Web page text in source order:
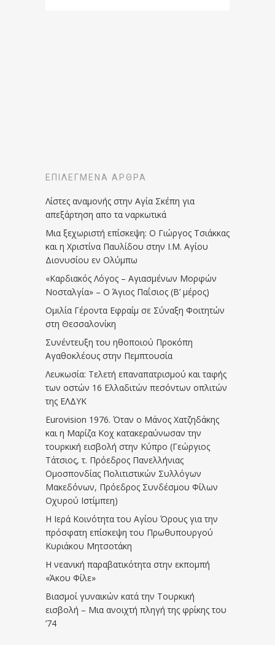
ΕΠΙΛΕΓΜΈΝΑ ΆΡΘΡΑ
Λίστες αναμονής στην Αγία Σκέπη για
απεξάρτηση απο τα ναρκωτικά
Μια ξεχωριστή επίσκεψη: Ο Γιώργος Τσιάκκας
και η Χριστίνα Παυλίδου στην Ι.Μ. Αγίου
Διονυσίου εν Ολύμπω
«Καρδιακός Λόγος – Αγιασμένων Μορφών
Νοσταλγία» – Ο Άγιος Παΐσιος (Β’ μέρος)
Ομιλία Γέροντα Εφραίμ σε Σύναξη Φοιτητών
στη Θεσσαλονίκη
Συνέντευξη του ηθοποιού Προκόπη
Αγαθοκλέους στην Πεμπτουσία
Λευκωσία: Τελετή επαναπατρισμού και ταφής
των οστών 16 Ελλαδιτών πεσόντων οπλιτών
της ΕΛΔΥΚ
Eurovision 1976. Όταν ο Μάνος Χατζηδάκης
και η Μαρίζα Κοχ κατακεραύνωσαν την
τουρκική εισβολή στην Κύπρο (Γεώργιος
Τάτσιος, τ. Πρόεδρος Πανελλήνιας
Ομοσπονδίας Πολιτιστικών Συλλόγων
Μακεδόνων, Πρόεδρος Συνδέσμου Φίλων
Οχυρού Ιστίμπεη)
Η Ιερά Κοινότητα του Αγίου Όρους για την
πρόσφατη επίσκεψη του Πρωθυπουργού
Κυριάκου Μητσοτάκη
Η νεανική παραβατικότητα στην εκπομπή
«Άκου Φίλε»
Βιασμοί γυναικών κατά την Τουρκική
εισβολή – Μια ανοιχτή πληγή της φρίκης του
’74